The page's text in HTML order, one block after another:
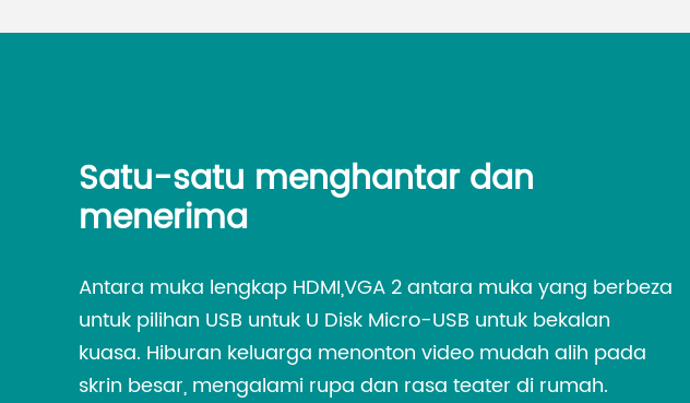
Satu-satu menghantar dan
menerima
Antara muka lengkap HDMI,VGA 2 antara muka yang berbeza
untuk pilihan USB untuk U Disk Micro-USB untuk bekalan
kuasa. Hiburan keluarga menonton video mudah alih pada
skrin besar, mengalami rupa dan rasa teater di rumah.